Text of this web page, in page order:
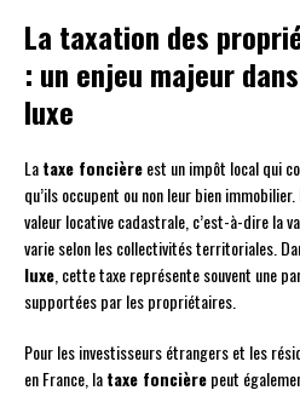
La taxation des
: un enjeu majeur
luxe
Lataxe foncièreest un impôt local qui
qu’ils occupent ou non leur bien
valeur locative cadastrale, c’est-à-dire la
varie selon les collectivités territoriales.
luxe , cette taxe représente souvent une
supportées par les propriétaires.
Pour les investisseurs étrangers et les
en France, lataxe foncièrepeut